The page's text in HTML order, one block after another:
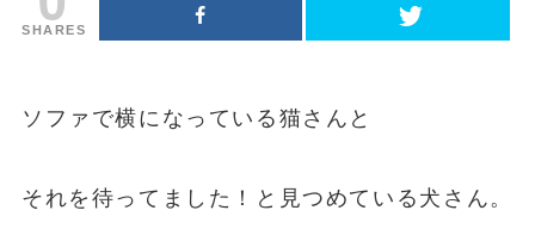
SHARES
ソファで横になっている猫さんと
それを待ってました！と見つめている犬さん。